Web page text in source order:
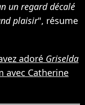
un regard décalé
plaisir", résume
adoré Griselda
avec Catherine